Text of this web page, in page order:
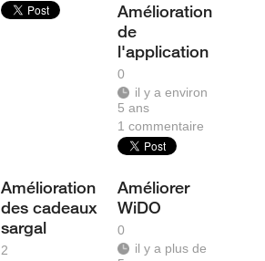
Amélioration
de
l'application
0
il y a environ
5 ans
1commentaire
Amélioration
des cadeaux
sargal
2
Améliorer
WiDO
0
il y a plus de